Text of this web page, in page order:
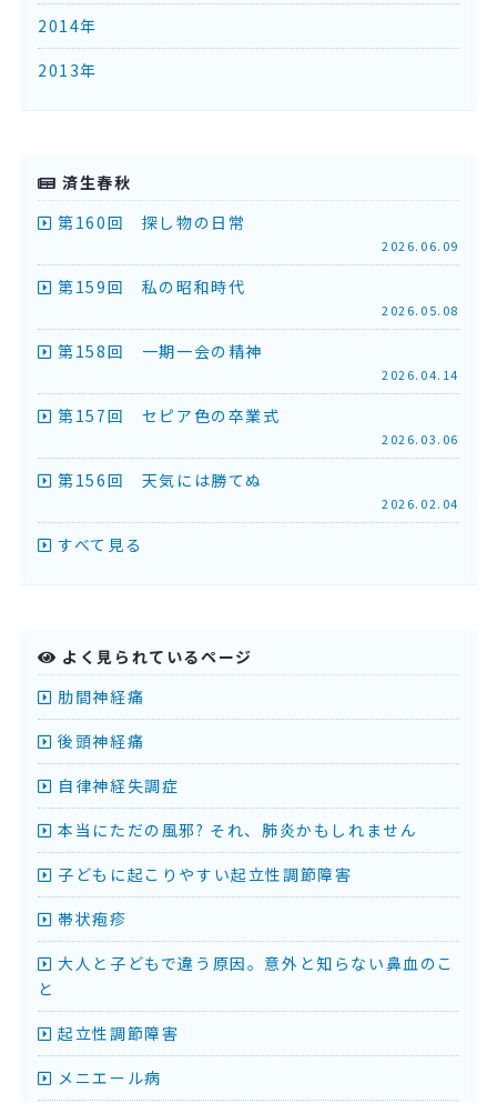
2014年
2013年
済生春秋
第160回 探し物の日常
2026.06.09
第159回 私の昭和時代
2026.05.08
第158回 一期一会の精神
2026.04.14
第157回 セピア色の卒業式
2026.03.06
第156回 天気には勝てぬ
2026.02.04
すべて見る
よく見られているページ
肋間神経痛
後頭神経痛
自律神経失調症
本当にただの風邪? それ、肺炎かもしれません
子どもに起こりやすい起立性調節障害
帯状疱疹
大人と子どもで違う原因。意外と知らない鼻血のこ
と
起立性調節障害
メニエール病